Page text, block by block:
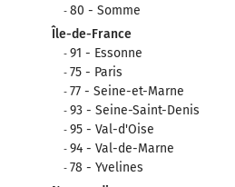
80 - Somme
Île-de-France
91 - Essonne
75 - Paris
77 - Seine-et-Marne
93 - Seine-Saint-Denis
95 - Val-d'Oise
94 - Val-de-Marne
78 - Yvelines